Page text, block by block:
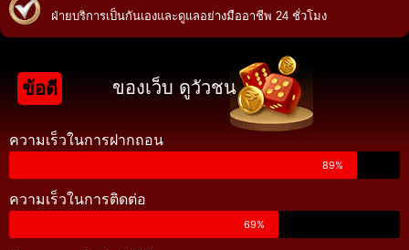
ฝ่ายบริการเป็นกันเองและดูแลอย่างมืออาชีพ 24 ชั่วโมง
ข้อดี ของเว็บ ดูวัวชน
ความเร็วในการฝากถอน
89%
ความเร็วในการติดต่อ
69%